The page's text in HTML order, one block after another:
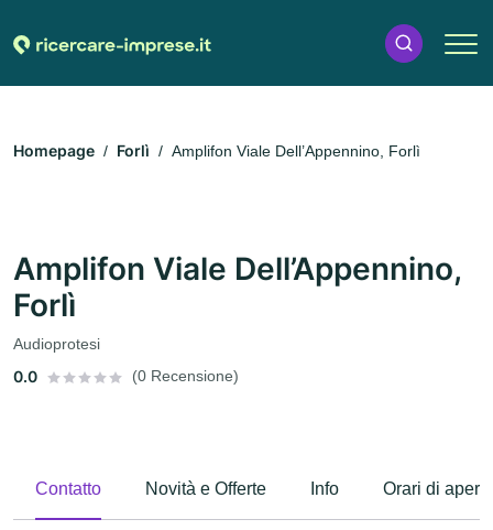
Homepage Forlì Amplifon Viale Dell’Appennino, Forlì
Amplifon Viale Dell’Appennino,
Forlì
Audioprotesi
0.0 (0 Recensione)
Contatto Novità e Offerte Info Orari di